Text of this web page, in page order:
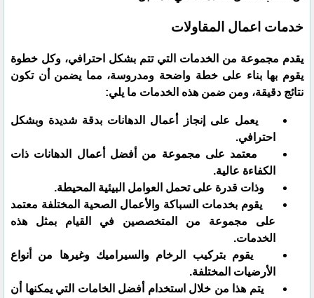
خدمات اعمال المقاولات
يقدم مجموعة من الخدمات التي تتم بشكل احترافي، وكل خطوة
يقوم بها بناء على خطة واضحة ومدروسة، مما يضمن أن تكون
نتائج دقيقة، ومن ضمن هذه الخدمات ما يلي:
يعمل على إنجاز أعمال الدهانات بدقة شديدة وبشكل
احترافي.
معتمد على مجموعة من أفضل أعمال الدهانات ذات
الكفاءة عالية.
وذات قدرة على تحمل العوامل البيئية المحيطة.
يقوم بخدمات السباكة والأعمال الصحية المختلفة معتمد
على مجموعة من المتخصصين في القيام بمثل هذه
الخدمات.
يقوم بتركيب الرخام والسيراميك وغيرها من أنواع
الأرضيات المختلفة.
يتم هذا من خلال استخدام أفضل الخامات التي يمكنها أن